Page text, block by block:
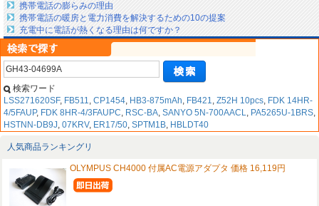
携帯電話の膨らみの理由
携帯電話の暖房と電力消費を解決するための10の提案
充電中に電話が熱くなる理由は何ですか？
検索ワード
LSS271620SF, FB511, CP1454, HB3-875mAh, FB421, Z52H 10pcs, FDK 14HR-
4/5FAUP, FDK 8HR-4/3FAUPC, RSC-BA, SANYO 5N-700AACL, PA5265U-1BRS,
HSTNN-DB9J, 07KRV, ER17/50, SPTM1B, HBLDT40
人気商品ランキングリ
OLYMPUS CH4000 付属AC電源アダプタ 価格 16,119円